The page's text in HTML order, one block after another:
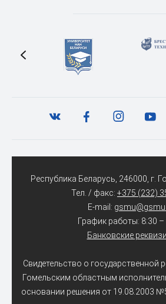
Республика Беларусь, 246000, г.
Тел. / факс: +375 (232)
E-mail:
График работы: 8:30 –
Банковские
Свидетельство о государственной
Гомельским областным
основании решения от 19.08.2003